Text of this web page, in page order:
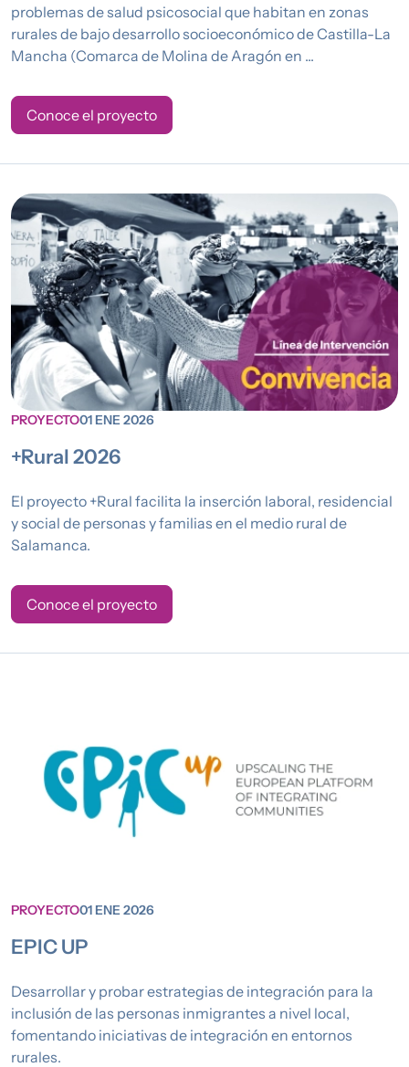
problemas de salud psicosocial que habitan en zonas
rurales de bajo desarrollo socioeconómico de Castilla-La
Mancha (Comarca de Molina de Aragón en ...
Conoce el proyecto
PROYECTO01 ENE 2026
+Rural 2026
El proyecto +Rural facilita la inserción laboral, residencial
y social de personas y familias en el medio rural de
Salamanca.
Conoce el proyecto
PROYECTO01 ENE 2026
EPIC UP
Desarrollar y probar estrategias de integración para la
inclusión de las personas inmigrantes a nivel local,
fomentando iniciativas de integración en entornos
rurales.